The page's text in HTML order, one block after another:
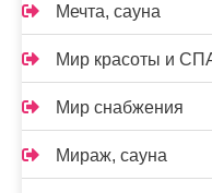
Мечта, сауна
Мир красоты и
Мир снабжения
Мираж, сауна